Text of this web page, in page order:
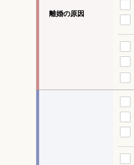
離婚の原因